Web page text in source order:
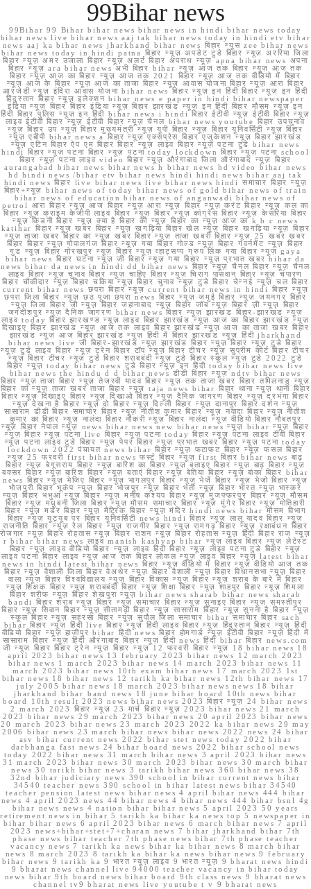
99Bihar news
99Bihar 99 Bihar bihar news bihar news in hindi bihar news today
bihar news live bihar news aaj tak bihar news today in hindi etv bihar
news aaj ka bihar news jharkhand bihar news बिहार न्यूस zee bihar news
bihar news today in hindi patna बिहार न्यूज़ अपडेट टुडे बिहार न्यूज़ अररिया जिला
बिहार न्यूज़ अमर उजाला बिहार न्यूज़ अलर्ट बिहार अपराध न्यूज़ apna bihar news अपना
बिहार न्यूज़ ara bihar news अभी बिहार bihar न्यूज़ आज तक बिहार न्यूज़ आज तक
बिहार न्यूज़ आज का बिहार न्यूज़ आज तक 2021 बिहार न्यूज़ आज तक वीडियो में बिहार
न्यूज़ आज के बिहार न्यूज़ आज का ताजा बिहार न्यूज़ आवास योजना बिहार न्यूज़ आरा बिहार
आरजेडी न्यूज़ इंदिरा आवास योजना bihar news बिहार न्यूज़ इन हिंदी बिहार न्यूज़ इन हिंदी
हिंदुस्तान बिहार न्यूज़ इलेक्शन bihar news e paper in hindi bihar newspaper
इंडिया न्यूज़ बिहार बिहार इंडिया न्यूज़ बिहार झारखंड न्यूज़ इन हिंदी बिहार मौसम न्यूज़ इन
हिंदी बिहार पुलिस न्यूज़ इन हिंदी bihar news i hindi बिहार ईटीवी न्यूज़ ईटीवी बिहार न्यूज़
लाइव ईटीवी बिहार न्यूज़ ईटीवी बिहार न्यूज़ चैनल bihar news youtube बिहार उपचुनाव
न्यूज़ बिहार उप न्यूज़ बिहार मुख्यमंत्री न्यूज़ यूपी बिहार न्यूज़ बिहार यूनिवर्सिटी न्यूज़ बिहार
न्यूज़ एबीपी bihar news a बिहार न्यूज़ एक्सप्रेस बिहार एजुकेशन न्यूज़ बिहार झारखंड
न्यूज़ एटिन बिहार ऐप एम बिहार बिहार न्यूज़ लाइव बिहार न्यूज़ पटना टुडे bihar news
hindi बिहार न्यूज़ पटना बिहार न्यूज़ पटना today lockdown बिहार न्यूज़ पटना school
बिहार न्यूज़ पटना लाइव video बिहार न्यूज़ औरंगाबाद जिला औरंगाबाद न्यूज़ बिहार
aurangabad bihar news bihar news h bihar news hd video bihar news
hd hindi news /bihar etv bihar news hindi hindi news bihar aaj tak
hindi news बिहार live bihar news live bihar news hindi समाचार बिहार न्यूज़
बिहार+न्यूज़ bihar news of today bihar news of gold bihar news of train
bihar news of education bihar news of anganwadi bihar news of
petrol आरा बिहार न्यूज़ आज बिहार न्यूज़ आरा न्यूज़ बिहार न्यूज़ करंट बिहार न्यूज़ कल का
बिहार न्यूज़ क्राइम केजीपी लाइव बिहार न्यूज़ बिहार न्यूज़ कांग्रेस बिहार न्यूज़ केसरिया बिहार
न्यूज़ किडनी बिहार न्यूज़ क्या है बिहार की न्यूज़ बिहार का न्यूज़ आज का k b c news
katihar बिहार न्यूज़ खबर बिहार न्यूज़ खगड़िया बिहार खेल न्यूज़ बिहार खगड़िया न्यूज़ बिहार
न्यूज़ ताजा खबर बिहार का न्यूज़ खबर बिहार न्यूज़ ताजा खबरी बिहार न्यूज़ 25 खबर खबर
बिहार बिहार न्यूज़ गोपालगंज बिहार न्यूज़ गया बिहार गोल्ड न्यूज़ बिहार गवर्नमेंट न्यूज़ बिहार
गुड न्यूज़ बिहार गोरखपुर न्यूज़ बिहार न्यूज़ व्हाट्सप्प ग्रुप लिंक गया बिहार न्यूज़ gaya
bihar news बिहार घटना न्यूज़ जी बिहार न्यूज़ गया बिहार न्यूज़ प्रभात खबर bihar da
news bihar da news in hindi dd bihar news बिहार न्यूज़ चैनल बिहार न्यूज़ चैनल
लाइव बिहार न्यूज़ चुनाव बिहार न्यूज़ चाहिए बिहार न्यूज़ चिराग पासवान बिहार न्यूज़ चंपारण
बिहार चौकीदार न्यूज़ बिहार चकिया न्यूज़ बिहार चुनाव न्यूज़ टुडे बिहार चेन्नई न्यूज़ चल बिहार
current bihar news छपरा बिहार न्यूज़ current bihar news in hindi बिहार न्यूज़
छपरा जिला बिहार न्यूज़ छठ पूजा छपरा news बिहार न्यूज़ जमुई बिहार न्यूज़ जयनगर बिहार
न्यूज़ जिला बिहार जी न्यूज़ बिहार जहानाबाद न्यूज़ बिहार जॉब न्यूज़ बिहार ज़ी न्यूज़ बिहार
जगदीशपुर न्यूज़ दैनिक जागरण bihar news बिहार न्यूज़ झारखंड बिहार-झारखंड न्यूज़
लाइव today बिहार झारखण्ड न्यूज़ लाइव बिहार झारखंड न्यूज़ आज का बिहार झारखंड न्यूज़
दिखाइए बिहार झारखंड न्यूज़ आज तक लाइव बिहार झारखंड न्यूज़ आज का ताजा खबर बिहार
झारखंड न्यूज़ आज बिहार झारखंड न्यूज़ हिंदी में बिहार झारखंड न्यूज़ हिंदी jharkhand
bihar news live जी बिहार-झारखंड न्यूज़ झारखंड बिहार न्यूज़ बिहार न्यूज़ टुडे बिहार
न्यूज़ टुडे लाइव बिहार न्यूज़ ट्रेन बिहार टॉप न्यूज़ बिहार टीचर न्यूज़ सुप्रीम कोर्ट बिहार टीचर
न्यूज़ बिहार टीचर न्यूज़ टुडे बिहार शराबबंदी न्यूज़ टुडे बिहार स्कूल न्यूज़ टुडे 2022 टुडे
बिहार न्यूज़ today bihar news टुडे बिहार न्यूज़ इन हिंदी today bihar news live
bihar news the hindu d d bihar news डीडी बिहार न्यूज़ ndtv bihar news
बिहार न्यूज़ ताजा बिहार न्यूज़ तेजस्वी यादव बिहार न्यूज़ तक ताजा खबर बिहार तमिलनाडु न्यूज़
बिहार का न्यूज़ ताजा खबर ताजा बिहार न्यूज़ taja news bihar बिहार थाना न्यूज़ थाना बिहार
बिहार न्यूज़ दिखाइए बिहार न्यूज़ दिखाओ बिहार न्यूज़ दैनिक जागरण बिहार न्यूज़ दरभंगा बिहार
न्यूज़ देखना है बिहार न्यूज़ दो बिहार न्यूज़ दिल्ली बिहार न्यूज़ दानापुर बिहार दर्शन न्यूज़
सासाराम डीडी बिहार समाचार बिहार न्यूज़ नीतीश कुमार बिहार न्यूज़ नवादा बिहार न्यूज़ नीतीश
कुमार का बिहार न्यूज़ नालंदा बिहार नौकरी न्यूज़ बिहार नालंदा न्यूज़ वीडियो बिहार नौबतपुर
न्यूज़ बिहार नेपाल न्यूज़ news bihar news new bihar news न्यूज़ bihar न्यूज़ बिहार
न्यूज़ बिहार न्यूज़ पटना live बिहार न्यूज़ पटना today बिहार न्यूज़ पटना लाइव टीवी बिहार
न्यूज़ पटना लाइव टुडे बिहार न्यूज़ पेपर बिहार न्यूज़ प्रभात खबर बिहार न्यूज़ पटना today
lockdown 2022 पंचायत news bihar बिहार न्यूज़ फटाफट बिहार न्यूज़ फसल बिहार
न्यूज़ 25 फरवरी first bihar news फर्स्ट बिहार न्यूज़ first बिहार bihar news बाढ़
बिहार न्यूज़ बेगूसराय बिहार न्यूज़ बारिश का बिहार न्यूज़ बताइए बिहार न्यूज़ बाढ़ बिहार न्यूज़
बक्सर बिहार न्यूज़ बारिश बिहार न्यूज़ बताएं बिहार न्यूज़ बेतिया बिहार न्यूज़ बांका बिहार bihar
news बिहार न्यूज़ भेजिए बिहार न्यूज़ भागलपुर बिहार न्यूज़ भेजें बिहार न्यूज़ भेजो बिहार न्यूज़
भोजपुरी बिहार भूकंप न्यूज़ बिहार भोजपुर न्यूज़ बिहार भर्ती न्यूज़ बिहार भारत न्यूज़ भास्कर
न्यूज़ बिहार भभुआ न्यूज़ बिहार न्यूज़ मनीष कश्यप बिहार न्यूज़ मुजफ्फरपुर बिहार न्यूज़ मौसम
बिहार न्यूज़ मधुबनी जिला बिहार न्यूज़ मौसम समाचार बिहार न्यूज़ मुंगेर बिहार न्यूज़ मोतिहारी
बिहार न्यूज़ मर्डर बिहार न्यूज़ मैट्रिक बिहार न्यूज़ मंदिर hindi news bihar मौसम विभाग
बिहार न्यूज़ यूट्यूब पर बिहार यूनिवर्सिटी news hindi बिहार न्यूज़ लालू यादव बिहार न्यूज़
राजनीति बिहार न्यूज़ रेल बिहार न्यूज़ राजगीर बिहार न्यूज़ रामगढ़ बिहार न्यूज़ रक्षाबंधन बिहार
रोजगार न्यूज़ बिहार रोहतास न्यूज़ बिहार राशन न्यूज़ बिहार रोहतास न्यूज़ हिंदी बिहार राज न्यूज़
r bihar bihar news लाइव manish kashyap bihar न्यूज़ लाइव बिहार न्यूज़ लेटेस्ट
बिहार न्यूज़ लाइव वीडियो बिहार न्यूज़ लाइव हिंदी बिहार न्यूज़ लाइव पटना टुडे बिहार न्यूज़
लाइव पटना बिहार लाइव न्यूज़ आज तक बिहार लोकल न्यूज़ लाइव बिहार न्यूज़ latest bihar
news in hindi latest bihar news बिहार न्यूज़ वीडियो में बिहार न्यूज़ वीडियो आज तक
बिहार न्यूज़ वैशाली जिला बिहार वेअथेर न्यूज़ बिहार वैशाली न्यूज़ बिहार विधानसभा न्यूज़ बिहार
वाला न्यूज़ बिहार विश्वविद्यालय न्यूज़ बिहार विकास न्यूज़ बिहार न्यूज़ शराब के बारे में बिहार
न्यूज़ शिक्षक बिहार न्यूज़ शराबबंदी बिहार न्यूज़ शिक्षा बिहार न्यूज़ शाहपुर बिहार न्यूज़ शिमला
बिहार शरीफ न्यूज़ बिहार शेखपुरा न्यूज़ bihar news sharab bihar news sharab
bandi बिहार शराब न्यूज़ बिहार न्यूज़ समाचार बिहार न्यूज़ सुनाइए बिहार न्यूज़ समस्तीपुर
बिहार न्यूज़ सिवान बिहार न्यूज़ सीतामढ़ी बिहार न्यूज़ सासाराम बिहार न्यूज़ सुनना है बिहार न्यूज़
स्कूल बिहार न्यूज़ सहरसा बिहार न्यूज़ सुपौल जिला समाचार bihar समाचार बिहार sach
bihar बिहार न्यूज़ हिंदी live बिहार न्यूज़ हिंदी लाइव बिहार न्यूज़ हिंदुस्तान बिहार न्यूज़ हिंदी
वीडियो बिहार न्यूज़ हाजीपुर bihar हिंदी news बिहार होमगार्ड न्यूज़ ईटीवी बिहार न्यूज़ हिंदी में
सासाराम बिहार न्यूज़ हिंदी औरंगाबाद बिहार न्यूज़ हिंदी news हिंदी bihar बिहार news.com
जी न्यूज बिहार बिहार ट्रेन न्यूज़ बिहार न्यूज़ 12 फरवरी बिहार न्यूज़ 18 bihar news 18
april 2023 bihar news 13 february 2023 bihar news 12 march 2023
bihar news 1 march 2023 bihar news 14 march 2023 bihar news 11
march 2023 bihar news 10th exam bihar news 17 march 2023 1st
bihar news 18 bihar news 12 tarikh ka bihar news 12th bihar news 17
july 2005 bihar news 18 march 2023 bihar news news 18 bihar
jharkhand bihar band news 18 june bihar board 10th news bihar
board 10th result 2023 news bihar news 2023 बिहार न्यूज़ 24 bihar news
2 march 2023 बिहार न्यूज़ 23 मार्च बिहार न्यूज़ 2023 bihar news 21 march
2023 bihar news 29 march 2023 bihar news 20 april 2023 bihar news
20 march 2023 bihar news 23 march 2023 2022 ka bihar news 29 may
2006 bihar news 23 march bihar news bihar news 2022 news 24 bihar
asv bihar current news 2022 bihar stet news today 2022 bihar
darbhanga fast news 24 bihar board news 2022 bihar school news
today 2022 bihar news 31 march bihar news 3 april 2023 bihar news
31 march 2023 bihar news 30 march 2023 bihar news 30 march bihar
news 30 tarikh bihar news 3 tarikh bihar news 360 bihar news 38
32nd bihar judiciary news 390 school in bihar current news bihar
34540 teacher news 390 school in bihar latest news bihar 34540
teacher pension latest news bihar news 4 april bihar news 444 bihar
news 4 april 2023 news 44 bihar news 4 bihar news 444 bihar bsnl 4g
bihar news news 4 nation bihar bihar news 5 april 2023 50 years
retirement news in bihar 5 tarikh ka bihar ka news top 5 newspaper in
bihar bihar news 6 april 2023 bihar news 6 march bihar news 7 april
2023 news+bihar+stet+7+charan news 7 bihar jharkhand bihar 7th
phase news bihar teacher 7th phase news bihar 7th phase teacher
vacancy news 7 tarikh ka news bihar ka bihar news 8 march bihar
news 8 march 2023 8 tarikh ka bihar ka news bihar news 9 february
bihar news 9 tarikh ka 9 भारत न्यूज़ लाइव 9 भारत न्यूज़ 9 bharat news hindi
9 bharat news channel live 94000 teacher vacancy in bihar today
news bihar 9th board news bihar board 9th class news 9 bharat news
channel tv9 bharat news live youtube t v 9 bharat news